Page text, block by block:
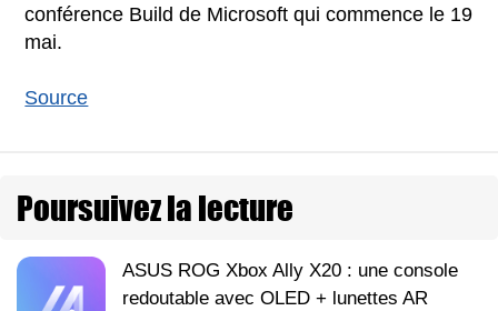
conférence Build de Microsoft qui commence le 19
mai.
Source
Poursuivez la lecture
ASUS ROG Xbox Ally X20 : une console
redoutable avec OLED + lunettes AR